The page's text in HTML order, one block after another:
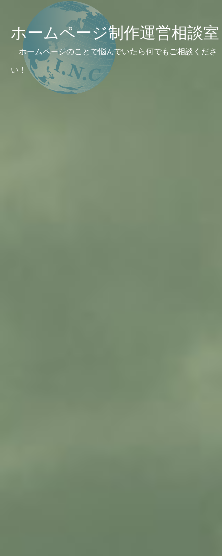
ホームページ制作運営相談室
ホームページのことで悩んでいたら何でもご相談くださ
い！